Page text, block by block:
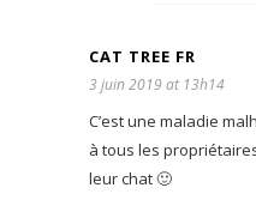
CAT TREE FR
3 juin 2019 at 13h14
C’est une maladie
à tous les
leur chat 🙂